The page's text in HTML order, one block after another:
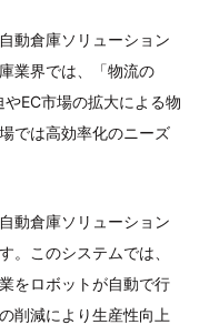
動倉庫ソリューション
業界では、「物流の
EC市場の拡大による物
では高効率化のニーズ
動倉庫ソリューション
。このシステムでは、
をロボットが自動で行
削減により生産性向上